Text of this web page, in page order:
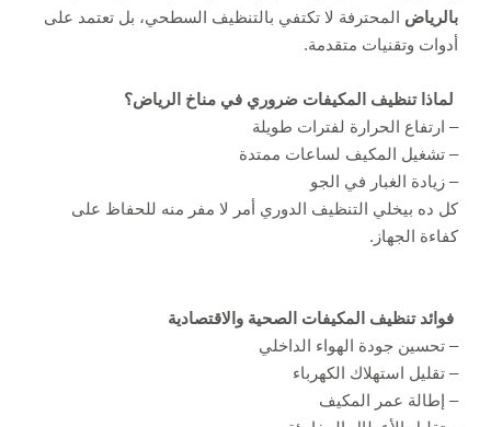
بالرياض المحترفة لا تكتفي بالتنظيف السطحي، بل تعتمد على
أدوات وتقنيات متقدمة.
لماذا تنظيف المكيفات ضروري في مناخ الرياض؟
– ارتفاع الحرارة لفترات طويلة
– تشغيل المكيف لساعات ممتدة
– زيادة الغبار في الجو
كل ده بيخلي التنظيف الدوري أمر لا مفر منه للحفاظ على
كفاءة الجهاز.
فوائد تنظيف المكيفات الصحية والاقتصادية
– تحسين جودة الهواء الداخلي
– تقليل استهلاك الكهرباء
– إطالة عمر المكيف